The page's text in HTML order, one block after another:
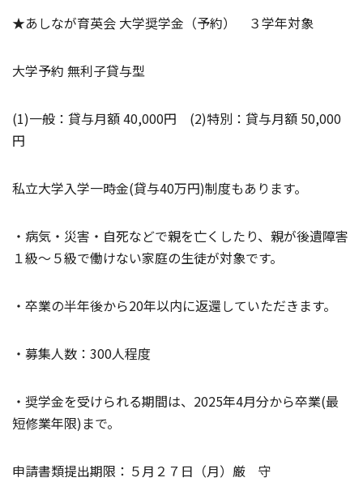
★あしなが育英会 大学奨学金（予約） ３学年対象
大学予約 無利子貸与型
(1)一般：貸与月額 40,000円 (2)特別：貸与月額 50,000
円
私立大学入学一時金(貸与40万円)制度もあります。
・病気・災害・自死などで親を亡くしたり、親が後遺障害
１級～５級で働けない家庭の生徒が対象です。
・卒業の半年後から20年以内に返還していただきます。
・募集人数：300人程度
・奨学金を受けられる期間は、2025年4月分から卒業(最
短修業年限)まで。
申請書類提出期限：５月２７日（月）厳 守